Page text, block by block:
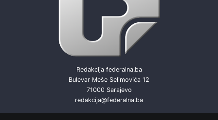
Redakcija federalna.ba
Bulevar Meše Selimovića 12
71000 Sarajevo
redakcija@federalna.ba